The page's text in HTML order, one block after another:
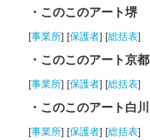
・このこのアート堺
[事業所] [保護者] [総括表]
・このこのアート京都
[事業所] [保護者] [総括表]
・このこのアート白川
[事業所] [保護者] [総括表]